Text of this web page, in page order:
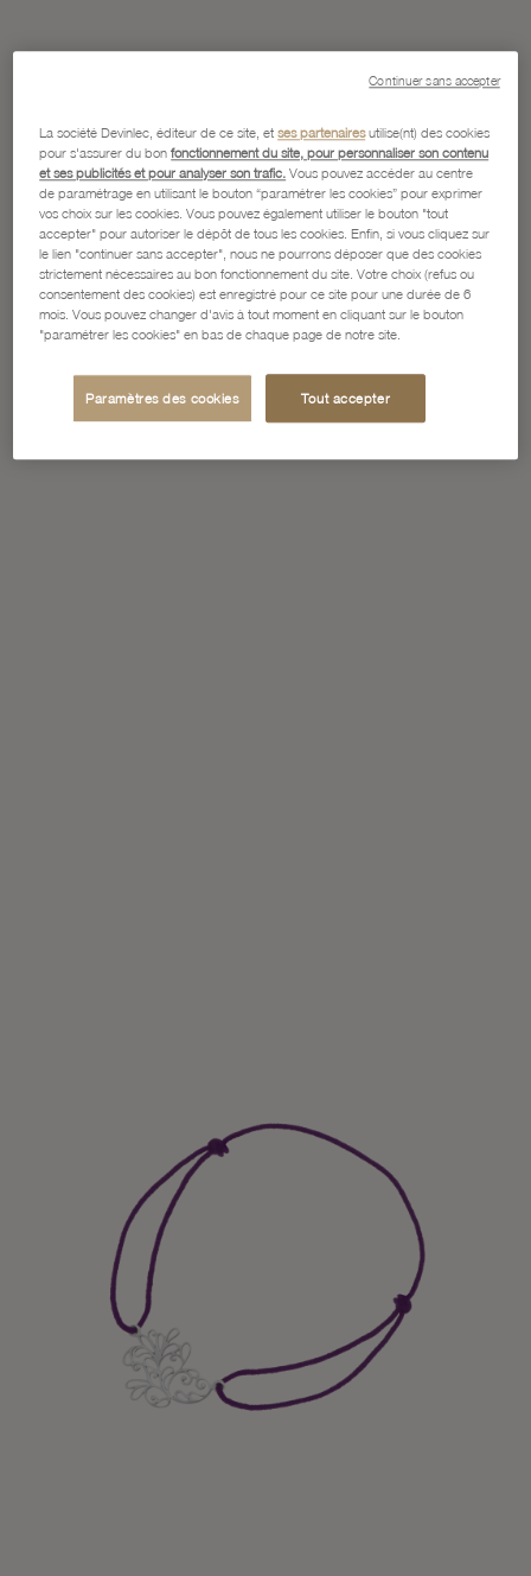
La société Devinlec, éditeur de ce site, etses partenairesutilise(nt) des cookies
pour s'assurer du bonfonctionnement du site, pour personnaliser son contenu
et ses publicités et pour analyser son trafic. Vous pouvez accéder au centre
de paramétrage en utilisant le bouton “paramétrer les cookies” pour exprimer
vos choix sur les cookies. Vous pouvez également utiliser le bouton "tout
accepter" pour autoriser le dépôt de tous les cookies. Enfin, si vous cliquez sur
le lien "continuer sans accepter", nous ne pourrons déposer que des cookies
strictement nécessaires au bon fonctionnement du site. Votre choix (refus ou
consentement des cookies) est enregistré pour ce site pour une durée de 6
mois. Vous pouvez changer d'avis à tout moment en cliquant sur le bouton
"paramétrer les cookies" en bas de chaque page de notre site.
Paramètres des cookies Tout accepter
Continuer sans accepter